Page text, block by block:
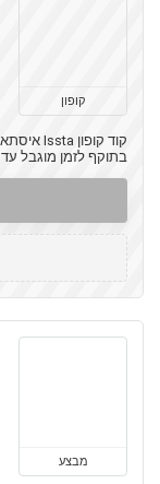
קופון
בתוקף לזמן מוגבל עד 18.02.2026
מבצע